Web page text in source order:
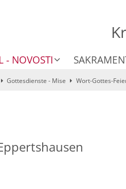
- NOVOSTI
Gottesdienste - Mise Wort-Gottes-